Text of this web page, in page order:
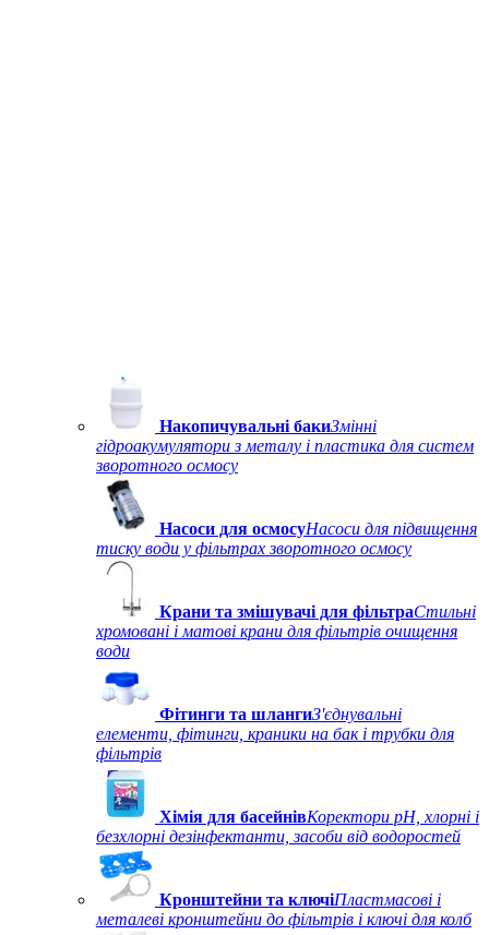
Накопичувальні бакиЗмінні
гідроакумулятори з металу і пластика для систем
зворотного осмосу
Насоси для осмосуНасоси для підвищення
тиску води у фільтрах зворотного осмосу
Крани та змішувачі для фільтраСтильні
хромовані і матові крани для фільтрів очищення
води
Фітинги та шлангиЗ'єднувальні
елементи, фітинги, краники на бак і трубки для
фільтрів
Хімія для басейнівКоректори рН, хлорні і
безхлорні дезінфектанти, засоби від водоростей
Кронштейни та ключіПластмасові і
металеві кронштейни до фільтрів і ключі для колб